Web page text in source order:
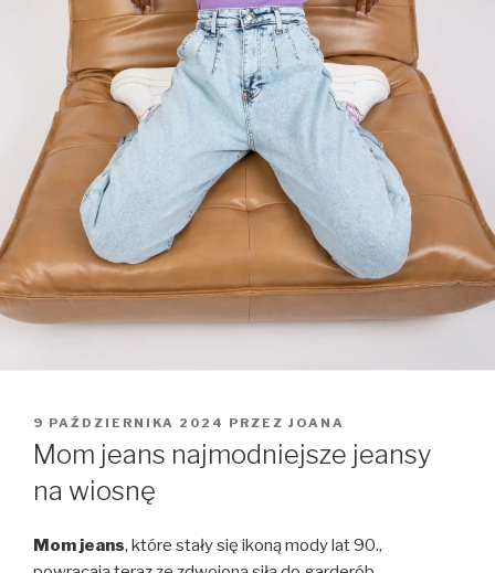
OPUBLIKOWANE
W
9 PAŹDZIERNIKA 2024 PRZEZ JOANA
Mom jeans najmodniejsze jeansy
na wiosnę
Mom jeans, które stały się ikoną mody lat 90.,